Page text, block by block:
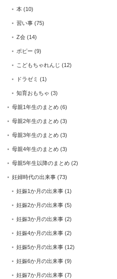
本 (10)
習い事 (75)
Z会 (14)
ポピー (9)
こどもちゃれんじ (12)
ドラゼミ (1)
知育おもちゃ (3)
母親1年生のまとめ (6)
母親2年生のまとめ (3)
母親3年生のまとめ (3)
母親4年生のまとめ (3)
母親5年生以降のまとめ (2)
妊婦時代の出来事 (73)
妊娠1か月の出来事 (1)
妊娠2か月の出来事 (5)
妊娠3か月の出来事 (2)
妊娠4か月の出来事 (2)
妊娠5か月の出来事 (12)
妊娠6か月の出来事 (9)
妊娠7か月の出来事 (7)